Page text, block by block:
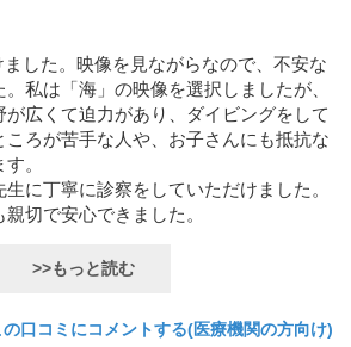
した。映像を見ながらなので、不安な
私は「海」の映像を選択しましたが、
広くて迫力があり、ダイビングをして
ころが苦手な人や、お子さんにも抵抗な
。
に丁寧に診察をしていただけました。
切で安心できました。
>>もっと読む
口コミにコメントする(医療機関の方向け)